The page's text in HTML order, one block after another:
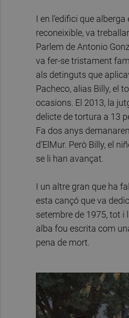
I en l’edifici que
reconeixible, va
Parlem de Antonio
va fer-se tristament
als detinguts que
Pacheco, alias Billy, el
ocasions. El 2013, la
delicte de tortura a 13
Fa dos anys
d’ElMur. Però Billy, el
se li han avançat.
I un altre gran que ha
esta cançó que va
setembre de 1975, tot i
alba fou escrita com
pena de mort.